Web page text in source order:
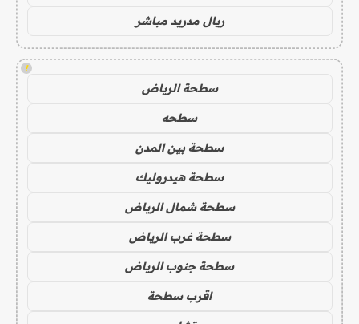
ريال مدريد مباشر
!
سطحة الرياض
سطحه
سطحة بين المدن
سطحة هيدروليك
سطحة شمال الرياض
سطحة غرب الرياض
سطحة جنوب الرياض
اقرب سطحة